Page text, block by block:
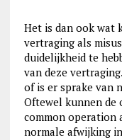
Het is dan ook wat
vertraging als
duidelijkheid te
van deze
of is er sprake van
Oftewel kunnen de
common operation
normale afwijking